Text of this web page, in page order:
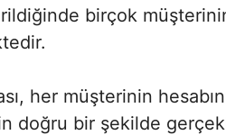
birçok
her müşterinin
doğru bir şekilde